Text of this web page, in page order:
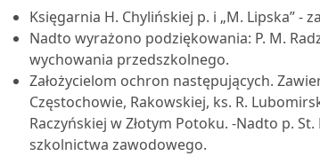
Księgarnia H. Chylińskiej p. i „M. Lipska” -
Nadto wyrażono podziękowania: P. M.
wychowania przedszkolnego.
Założycielom ochron następujących.
Częstochowie, Rakowskiej, ks. R.
Raczyńskiej w Złotym Potoku. -Nadto p.
szkolnictwa zawodowego.